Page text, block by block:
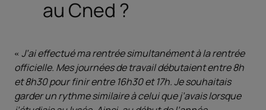
au Cned ?
J’ai effectué ma rentrée simultanément à la rentrée
officielle. Mes journées de travail débutaient entre 8h
et 8h30 pour finir entre 16h30 et 17h. Je souhaitais
garder un rythme similaire à celui que j’avais lorsque